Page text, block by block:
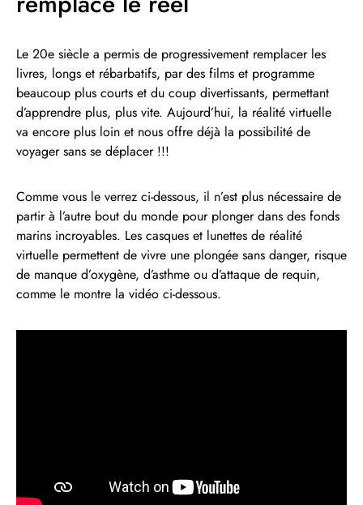
Le 20e siècle a permis de progressivement remplacer les
livres, longs et rébarbatifs, par des films et programme
beaucoup plus courts et du coup divertissants, permettant
d’apprendre plus, plus vite. Aujourd’hui, la réalité virtuelle
va encore plus loin et nous offre déjà la possibilité de
voyager sans se déplacer !!!
Comme vous le verrez ci-dessous, il n’est plus nécessaire de
partir à l’autre bout du monde pour plonger dans des fonds
marins incroyables. Les casques et lunettes de réalité
virtuelle permettent de vivre une plongée sans danger, risque
de manque d’oxygène, d’asthme ou d’attaque de requin,
comme le montre la vidéo ci-dessous.